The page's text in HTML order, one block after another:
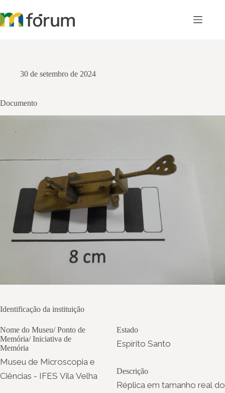
para
o
30 de setembro de 2024
Documento
Identificação da instituição
Nome do Museu/ Ponto de
Memória/ Iniciativa de
Memória
Museu de Microscopia e
Ciências - IFES Vila Velha
Estado
Espírito Santo
Descrição
Réplica em tamanho real do